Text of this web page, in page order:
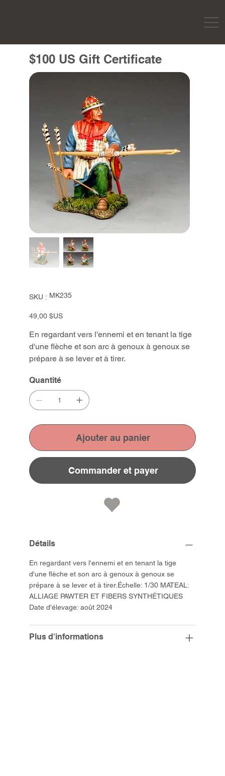
$100 US Gift Certificate
SKU : SKU
MK235
MK235
Prix
49,00 $US
En regardant vers l'ennemi et en tenant la tige
d'une flèche et son arc à genoux à genoux se
prépare à se lever et à tirer.
Quantité
Ajouter au panier
Commander et payer
Détails
En regardant vers l'ennemi et en tenant la tige
d'une flèche et son arc à genoux à genoux se
prépare à se lever et à tirer.Échelle: 1/30 MATEAL:
ALLIAGE PAWTER ET FIBERS SYNTHÉTIQUES
Date d'élevage: août 2024
Plus d'informations